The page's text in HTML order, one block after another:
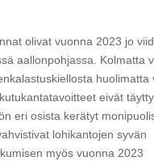
olivat vuonna 2023 jo
aallonpohjassa. Kolmatta
huolimatta
eivät
eri osista kerätyt
lohikantojen syvän
myös vuonna 2023